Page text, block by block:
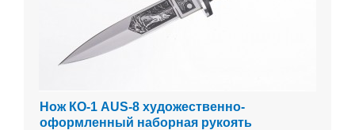
Нож КО-1 AUS-8 художественно-
оформленный наборная рукоять